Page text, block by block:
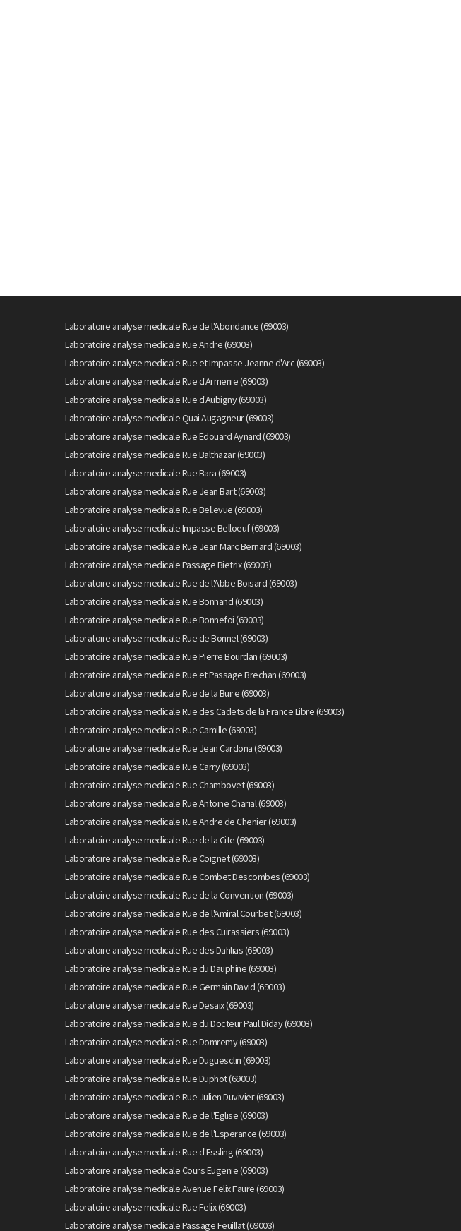
Laboratoire analyse medicale Rue de l'Abondance (69003)
Laboratoire analyse medicale Rue Andre (69003)
Laboratoire analyse medicale Rue et Impasse Jeanne d'Arc (69003)
Laboratoire analyse medicale Rue d'Armenie (69003)
Laboratoire analyse medicale Rue d'Aubigny (69003)
Laboratoire analyse medicale Quai Augagneur (69003)
Laboratoire analyse medicale Rue Edouard Aynard (69003)
Laboratoire analyse medicale Rue Balthazar (69003)
Laboratoire analyse medicale Rue Bara (69003)
Laboratoire analyse medicale Rue Jean Bart (69003)
Laboratoire analyse medicale Rue Bellevue (69003)
Laboratoire analyse medicale Impasse Belloeuf (69003)
Laboratoire analyse medicale Rue Jean Marc Bernard (69003)
Laboratoire analyse medicale Passage Bietrix (69003)
Laboratoire analyse medicale Rue de l'Abbe Boisard (69003)
Laboratoire analyse medicale Rue Bonnand (69003)
Laboratoire analyse medicale Rue Bonnefoi (69003)
Laboratoire analyse medicale Rue de Bonnel (69003)
Laboratoire analyse medicale Rue Pierre Bourdan (69003)
Laboratoire analyse medicale Rue et Passage Brechan (69003)
Laboratoire analyse medicale Rue de la Buire (69003)
Laboratoire analyse medicale Rue des Cadets de la France Libre (69003)
Laboratoire analyse medicale Rue Camille (69003)
Laboratoire analyse medicale Rue Jean Cardona (69003)
Laboratoire analyse medicale Rue Carry (69003)
Laboratoire analyse medicale Rue Chambovet (69003)
Laboratoire analyse medicale Rue Antoine Charial (69003)
Laboratoire analyse medicale Rue Andre de Chenier (69003)
Laboratoire analyse medicale Rue de la Cite (69003)
Laboratoire analyse medicale Rue Coignet (69003)
Laboratoire analyse medicale Rue Combet Descombes (69003)
Laboratoire analyse medicale Rue de la Convention (69003)
Laboratoire analyse medicale Rue de l'Amiral Courbet (69003)
Laboratoire analyse medicale Rue des Cuirassiers (69003)
Laboratoire analyse medicale Rue des Dahlias (69003)
Laboratoire analyse medicale Rue du Dauphine (69003)
Laboratoire analyse medicale Rue Germain David (69003)
Laboratoire analyse medicale Rue Desaix (69003)
Laboratoire analyse medicale Rue du Docteur Paul Diday (69003)
Laboratoire analyse medicale Rue Domremy (69003)
Laboratoire analyse medicale Rue Duguesclin (69003)
Laboratoire analyse medicale Rue Duphot (69003)
Laboratoire analyse medicale Rue Julien Duvivier (69003)
Laboratoire analyse medicale Rue de l'Eglise (69003)
Laboratoire analyse medicale Rue de l'Esperance (69003)
Laboratoire analyse medicale Rue d'Essling (69003)
Laboratoire analyse medicale Cours Eugenie (69003)
Laboratoire analyse medicale Avenue Felix Faure (69003)
Laboratoire analyse medicale Rue Felix (69003)
Laboratoire analyse medicale Passage Feuillat (69003)